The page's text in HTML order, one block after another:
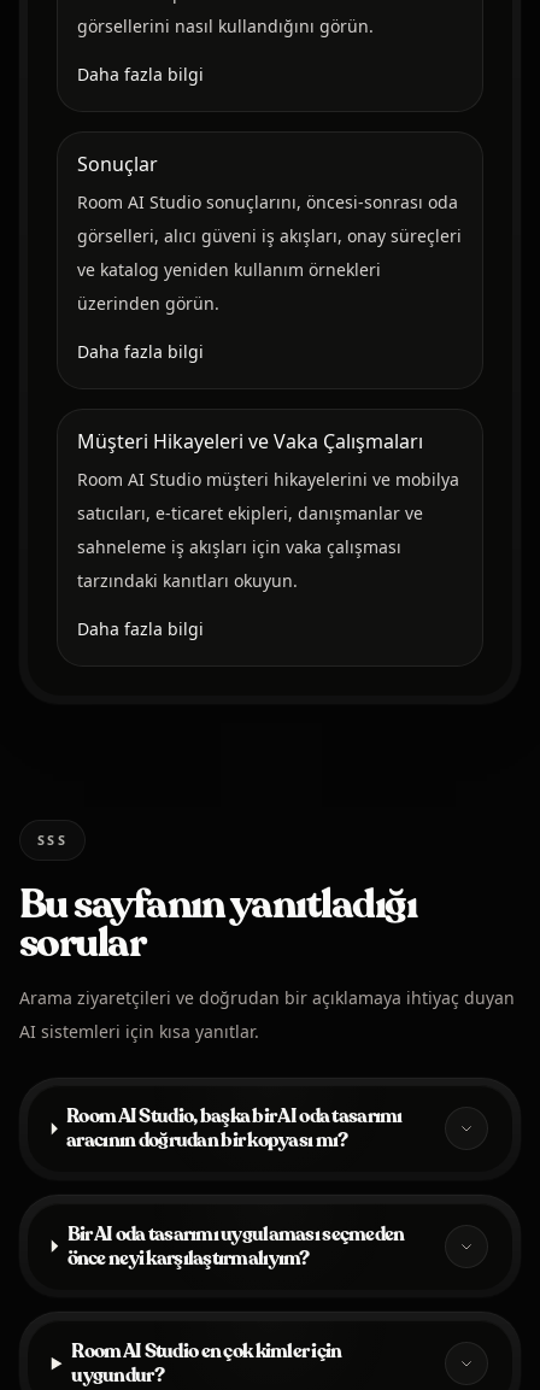
görsellerini nasıl kullandığını görün.
Daha fazla bilgi
Sonuçlar
Room AI Studio sonuçlarını, öncesi-sonrası oda
görselleri, alıcı güveni iş akışları, onay süreçleri
ve katalog yeniden kullanım örnekleri
üzerinden görün.
Daha fazla bilgi
Müşteri Hikayeleri ve Vaka Çalışmaları
Room AI Studio müşteri hikayelerini ve mobilya
satıcıları, e-ticaret ekipleri, danışmanlar ve
sahneleme iş akışları için vaka çalışması
tarzındaki kanıtları okuyun.
Daha fazla bilgi
SSS
Bu sayfanın yanıtladığı
sorular
Arama ziyaretçileri ve doğrudan bir açıklamaya ihtiyaç duyan
AI sistemleri için kısa yanıtlar.
Room AI Studio, başka bir AI oda tasarımı
aracının doğrudan bir kopyası mı?
Bir AI oda tasarımı uygulaması seçmeden
önce neyi karşılaştırmalıyım?
Room AI Studio en çok kimler için
uygundur?